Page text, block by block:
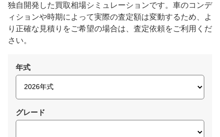
独自開発した買取相場シミュレーションです。車のコンデ
ィションや時期によって実際の査定額は変動するため、よ
り正確な見積りをご希望の場合は、査定依頼をご利用くだ
さい。
年式
グレード